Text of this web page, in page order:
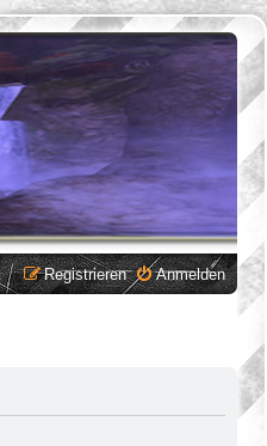
Anmelden
Registrieren